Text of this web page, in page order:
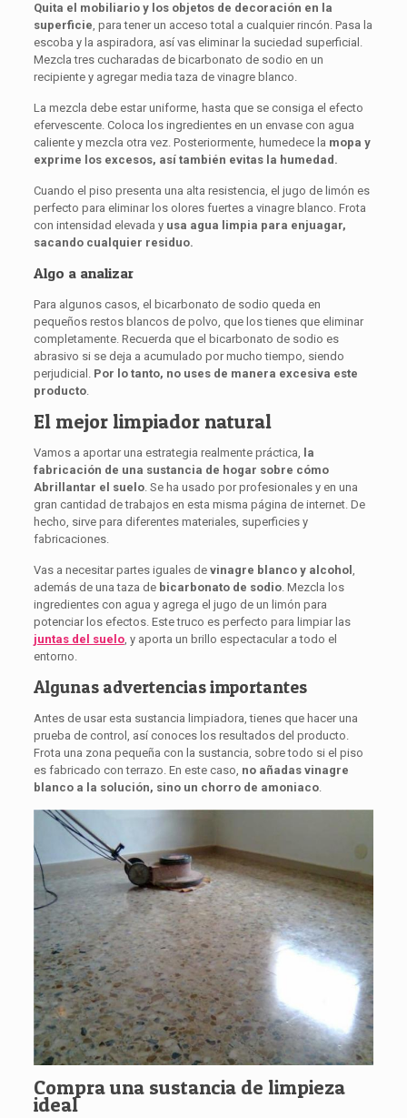
Quita el mobiliario y los objetos de decoración en la
superficie, para tener un acceso total a cualquier rincón. Pasa la
escoba y la aspiradora, así vas eliminar la suciedad superficial.
Mezcla tres cucharadas de bicarbonato de sodio en un
recipiente y agregar media taza de vinagre blanco.
La mezcla debe estar uniforme, hasta que se consiga el efecto
efervescente. Coloca los ingredientes en un envase con agua
caliente y mezcla otra vez. Posteriormente, humedece la mopa y
exprime los excesos, así también evitas la humedad.
Cuando el piso presenta una alta resistencia, el jugo de limón es
perfecto para eliminar los olores fuertes a vinagre blanco. Frota
con intensidad elevada y usa agua limpia para enjuagar,
sacando cualquier residuo.
Algo a analizar
Para algunos casos, el bicarbonato de sodio queda en
pequeños restos blancos de polvo, que los tienes que eliminar
completamente. Recuerda que el bicarbonato de sodio es
abrasivo si se deja a acumulado por mucho tiempo, siendo
perjudicial. Por lo tanto, no uses de manera excesiva este
producto.
El mejor limpiador natural
Vamos a aportar una estrategia realmente práctica, la
fabricación de una sustancia de hogar sobre cómo
Abrillantar el suelo. Se ha usado por profesionales y en una
gran cantidad de trabajos en esta misma página de internet. De
hecho, sirve para diferentes materiales, superficies y
fabricaciones.
Vas a necesitar partes iguales devinagre blanco y alcohol ,
además de una taza de bicarbonato de sodio. Mezcla los
ingredientes con agua y agrega el jugo de un limón para
potenciar los efectos. Este truco es perfecto para limpiar las
juntas del suelo, y aporta un brillo espectacular a todo el
entorno.
Algunas advertencias importantes
Antes de usar esta sustancia limpiadora, tienes que hacer una
prueba de control, así conoces los resultados del producto.
Frota una zona pequeña con la sustancia, sobre todo si el piso
es fabricado con terrazo. En este caso, no añadas vinagre
blanco a la solución, sino un chorro de amoniaco.
Compra una sustancia de limpieza
ideal